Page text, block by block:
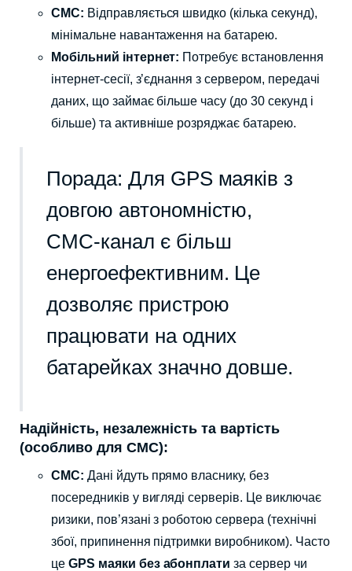
СМС: Відправляється швидко (кілька секунд),
мінімальне навантаження на батарею.
Мобільний інтернет: Потребує встановлення
інтернет-сесії, з’єднання з сервером, передачі
даних, що займає більше часу (до 30 секунд і
більше) та активніше розряджає батарею.
Порада: Для GPS маяків з
довгою автономністю,
СМС-канал є більш
енергоефективним. Це
дозволяє пристрою
працювати на одних
батарейках значно довше.
Надійність, незалежність та вартість
(особливо для СМС):
СМС: Дані йдуть прямо власнику, без
посередників у вигляді серверів. Це виключає
ризики, пов’язані з роботою сервера (технічні
збої, припинення підтримки виробником). Часто
це GPS маяки без абонплати за сервер чи